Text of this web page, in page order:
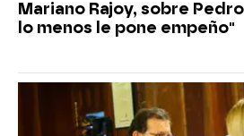
Mariano Rajoy, sobre
lo menos le pone empeño"